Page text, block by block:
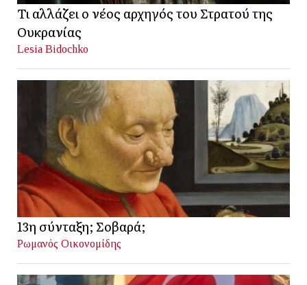
Τι αλλάζει ο νέος αρχηγός του Στρατού της
Ουκρανίας
Lesia Bidochko
13η σύνταξη; Σοβαρά;
Ρωμανός Οικονομίδης